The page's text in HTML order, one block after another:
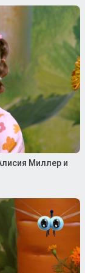
Миллер и